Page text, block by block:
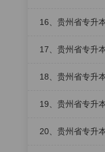
16、贵州省专升
17、贵州省专升
18、贵州省专升
19、贵州省专升
20、贵州省专升